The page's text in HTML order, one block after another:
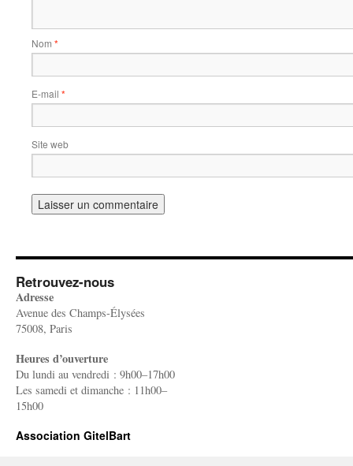
Nom *
E-mail *
Site web
Retrouvez-nous
Adresse
Avenue des Champs-Élysées
75008, Paris
Heures d’ouverture
Du lundi au vendredi : 9h00–17h00
Les samedi et dimanche : 11h00–
15h00
Association GitelBart